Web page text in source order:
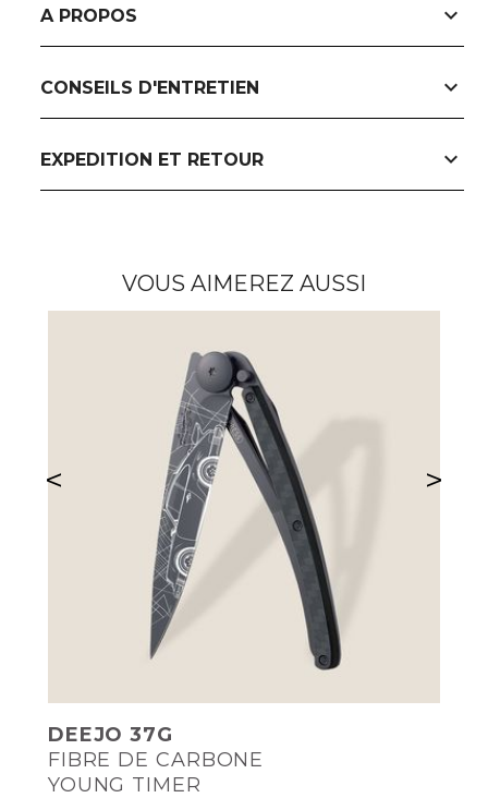
A PROPOS expand_more
CONSEILS D'ENTRETIEN expand_more
EXPEDITION ET RETOUR expand_more
VOUS AIMEREZ AUSSI
DEEJO 37G
FIBRE DE CARBONE
YOUNG TIMER
< >